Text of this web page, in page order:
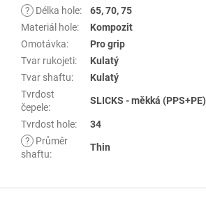
?
Délka hole:
65, 70, 75
Materiál hole:
Kompozit
Omotávka:
Pro grip
Tvar rukojeti:
Kulatý
Tvar shaftu:
Kulatý
Tvrdost
čepele:
SLICKS - měkká (PPS+PE)
Tvrdost hole:
34
?
Průměr
shaftu:
Thin
Z